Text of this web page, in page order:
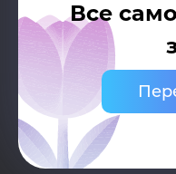
Все